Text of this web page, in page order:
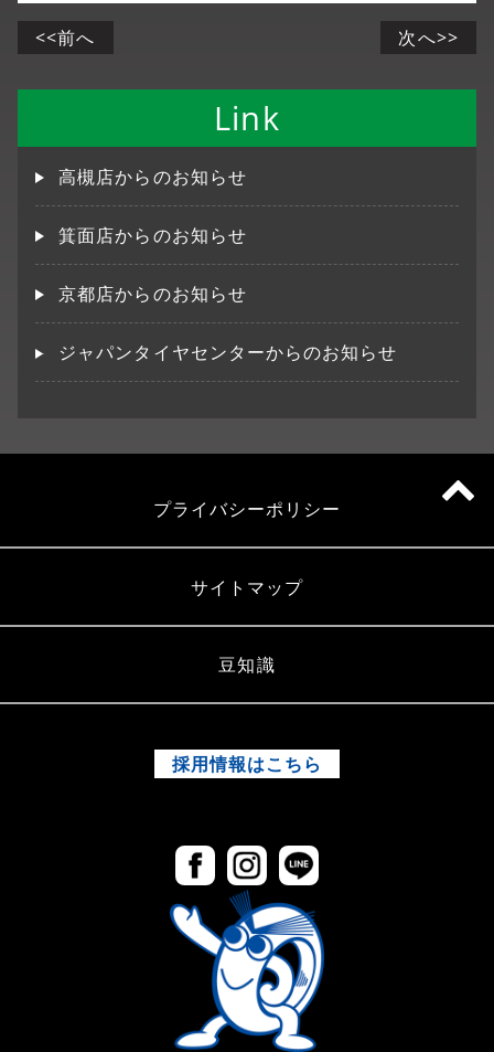
<<前へ 次へ>>
Link
高槻店からのお知らせ
箕面店からのお知らせ
京都店からのお知らせ
ジャパンタイヤセンターからのお知らせ
プライバシーポリシー
サイトマップ
豆知識
採用情報はこちら